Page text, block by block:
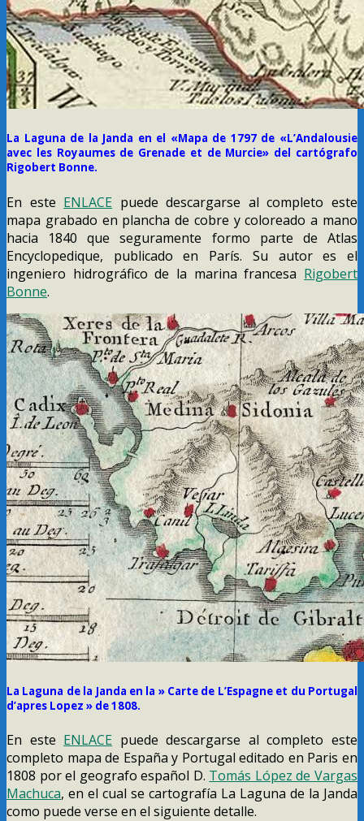
La Laguna de la Janda en el «Mapa de 1797 de «L’Andalousie
avec les Royaumes de Grenade et de Murcie» del cartógrafo
Rigobert Bonne.
En este ENLACE puede descargarse al completo este
mapa grabado en plancha de cobre y coloreado a mano
hacia 1840 que seguramente formo parte de Atlas
Encyclopedique, publicado en París. Su autor es el
ingeniero hidrográfico de la marina francesa Rigobert
Bonne.
La Laguna de la Janda en la » Carte de L’Espagne et du Portugal
d’apres Lopez » de 1808.
En este ENLACE puede descargarse al completo este
completo mapa de España y Portugal editado en Paris en
1808 por el geografo español D. Tomás López de Vargas
Machuca, en el cual se cartografía La Laguna de la Janda
como puede verse en el siguiente detalle.